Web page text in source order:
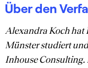
Über den
Alexandra Koch hat
Münster studiert
Inhouse